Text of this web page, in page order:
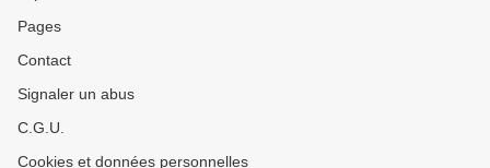
Pages
Contact
Signaler un abus
C.G.U.
Cookies et données personnelles